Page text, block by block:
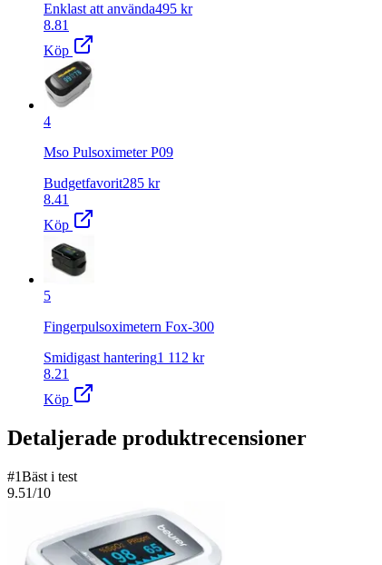
Enklast att använda495 kr
8.81
Köp
4
Mso Pulsoximeter P09
Budgetfavorit285 kr
8.41
Köp
5
Fingerpulsoximetern Fox-300
Smidigast hantering1 112 kr
8.21
Köp
Detaljerade produktrecensioner
#1Bäst i test
9.51/10